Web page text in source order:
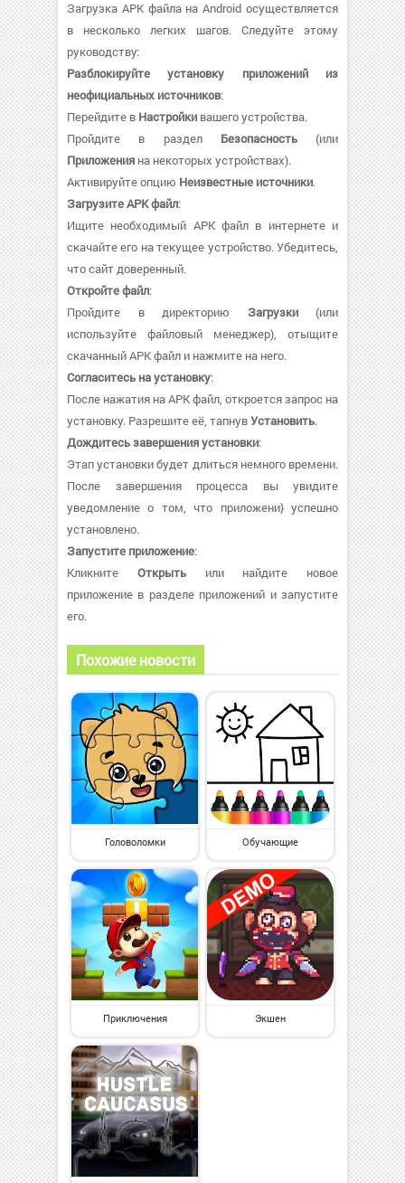
Загрузка APK файла на Android осуществляется
в несколько легких шагов. Следуйте этому
руководству:
Разблокируйте установку приложений из
неофициальных источников:
Перейдите в Настройки вашего устройства.
Пройдите в раздел Безопасность(или
Приложения на некоторых устройствах).
Активируйте опцию Неизвестные источники.
Загрузите APK файл:
Ищите необходимый APK файл в интернете и
скачайте его на текущее устройство. Убедитесь,
что сайт доверенный.
Откройте файл:
Пройдите в директорию Загрузки(или
используйте файловый менеджер), отыщите
скачанный APK файл и нажмите на него.
Согласитесь на установку:
После нажатия на APK файл, откроется запрос на
установку. Разрешите её, тапнувУстановить.
Дождитесь завершения установки:
Этап установки будет длиться немного времени.
После завершения процесса вы увидите
уведомление о том, что приложени} успешно
установлено.
Запустите приложение:
Кликните Открытьили найдите новое
приложение в разделе приложений и запустите
его.
Похожие новости
Головоломки Обучающие
Приключения Экшен